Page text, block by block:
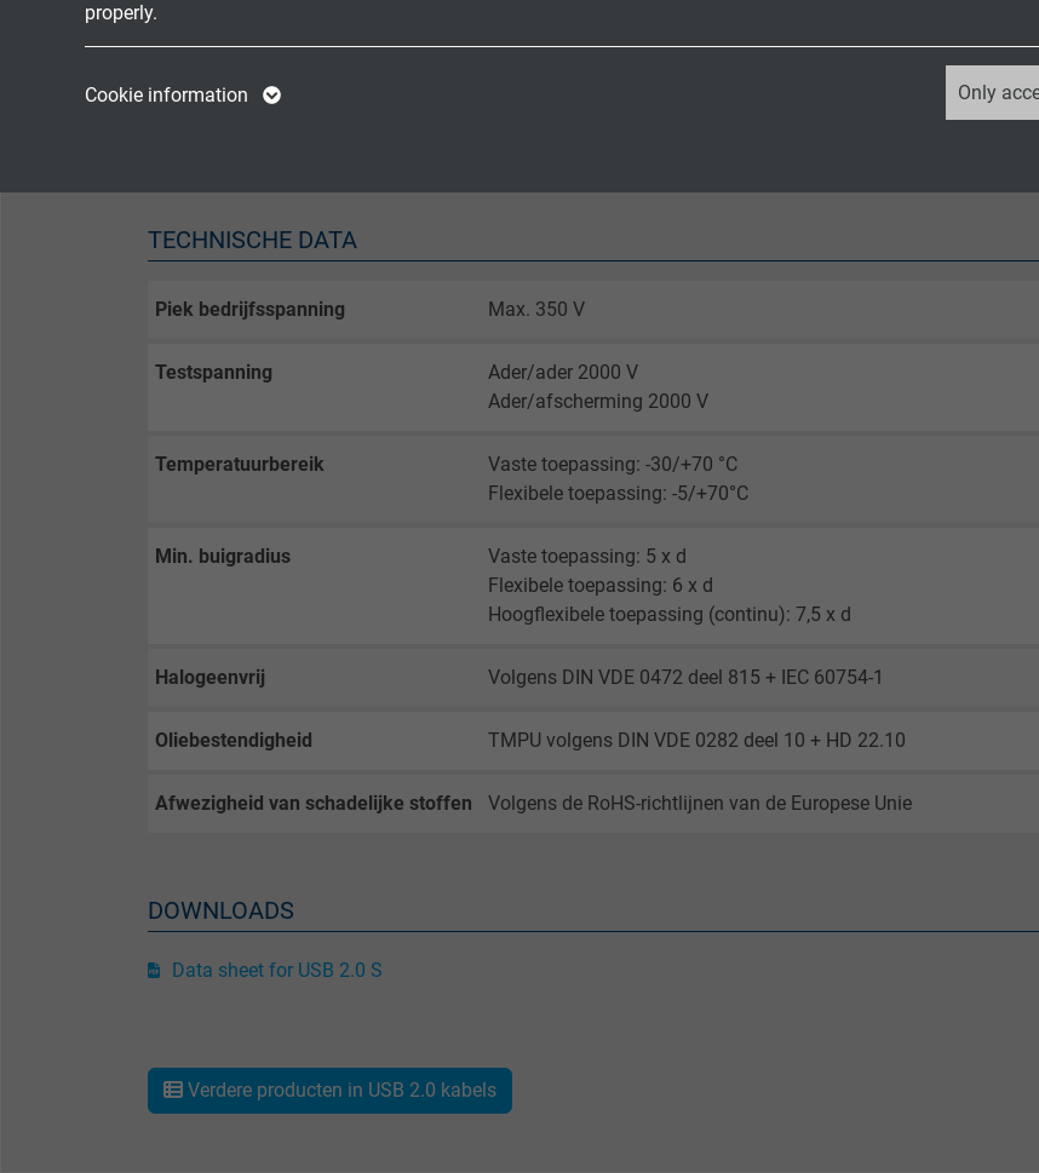
properly.
Contains the
opt-in settings.
visitor uses the website.
_ga_XKZTZRJBX7, Google Analytics
2 years
Purpose
Google cookie for website analysis.
Generates statistical data on how the
visitor uses the website.
_gid, Google Analytics
Vendor Google LLC
Expire 1 day
Expire
Cookie information Only
TECHNISCHE DATA
Piek bedrijfsspanning Max. 350 V
Testspanning
Ader/ader 2000 V
Ader/afscherming 2000 V
Temperatuurbereik
Vaste toepassing: -30/+70 °C
Flexibele toepassing: -5/+70°C
Min. buigradius
Vaste toepassing: 5 x d
Flexibele toepassing: 6 x d
Hoogflexibele toepassing (continu): 7,5 x d
Halogeenvrij Volgens DIN VDE 0472 deel 815 + IEC 60754-1
Oliebestendigheid TMPU volgens DIN VDE 0282 deel 10 + HD 22.10
Afwezigheid van schadelijke stoffen Volgens de RoHS-richtlijnen van de Europese Unie
DOWNLOADS
Data sheet for USB 2.0 S
Verdere producten in USB 2.0 kabels